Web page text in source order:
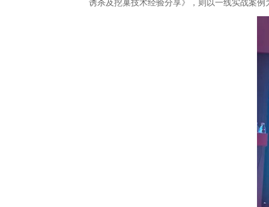
诱杀及挖巢技术经验分享》，则以一线实战案